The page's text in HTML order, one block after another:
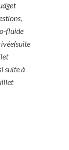
fluide
suite à